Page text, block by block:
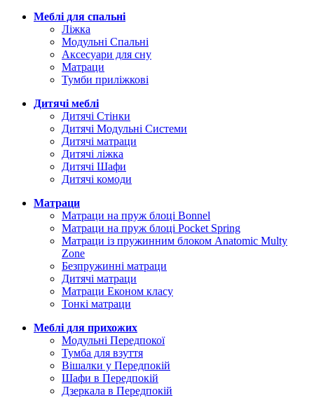
Меблі для спальні
Ліжка
Модульні Спальні
Аксесуари для сну
Матраци
Тумби приліжкові
Дитячі меблі
Дитячі Стінки
Дитячі Модульні Системи
Дитячі матраци
Дитячі ліжка
Дитячі Шафи
Дитячі комоди
Матраци
Матраци на пруж блоці Bonnel
Матраци на пруж блоці Pocket Spring
Матраци із пружинним блоком Anatomic Multy
Zone
Безпружинні матраци
Дитячі матраци
Матраци Економ класу
Тонкі матраци
Меблі для прихожих
Модульні Передпокої
Тумба для взуття
Вішалки у Передпокій
Шафи в Передпокій
Дзеркала в Передпокій